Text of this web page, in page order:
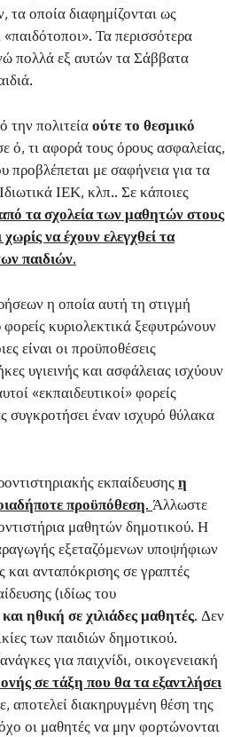
οποία διαφημίζονται ως
«παιδότοποι». Τα περισσότερα
πολλά εξ αυτών τα Σάββατα
την πολιτείαούτε το θεσμικό
ό, τι αφορά τους όρους ασφαλείας,
προβλέπεται με σαφήνεια για τα
ΙΕΚ, κλπ.. Σε κάποιες
τα σχολεία των μαθητών στους
να έχουν ελεγχθεί τα
παιδιών.
η οποία αυτή τη στιγμή
κυριολεκτικά ξεφυτρώνουν
είναι οι προϋποθέσεις
υγιεινής και ασφάλειας ισχύουν
«εκπαιδευτικοί» φορείς
συγκροτήσει έναν ισχυρό θύλακα
εκπαίδευσηςη
προϋπόθεση. Άλλωστε
μαθητών δημοτικού. Η
εξεταζόμενων υποψήφιων
και ανταπόκρισης σε γραπτές
(ιδίως του
ηθική σε χιλιάδες μαθητές. Δεν
των παιδιών δημοτικού.
για παιχνίδι, οικογενειακή
σε τάξη που θα τα εξαντλήσει
αποτελεί διακηρυγμένη θέση της
οι μαθητές να μην φορτώνονται